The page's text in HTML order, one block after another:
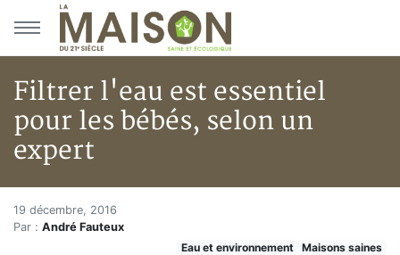
Aller au menu principal
Aller au contenu principal
Filtrer l'eau est essentiel
pour les bébés, selon un
expert
Accueil
Articles
Filtrer l'eau est essentiel pour
19 décembre, 2016
Par : André Fauteux
Eau et environnement
Maisons saines